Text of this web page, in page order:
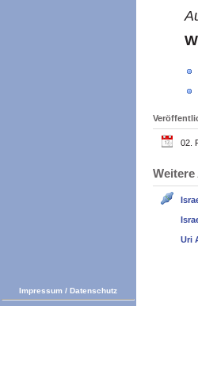
02.
Uri
Impressum / Datenschutz